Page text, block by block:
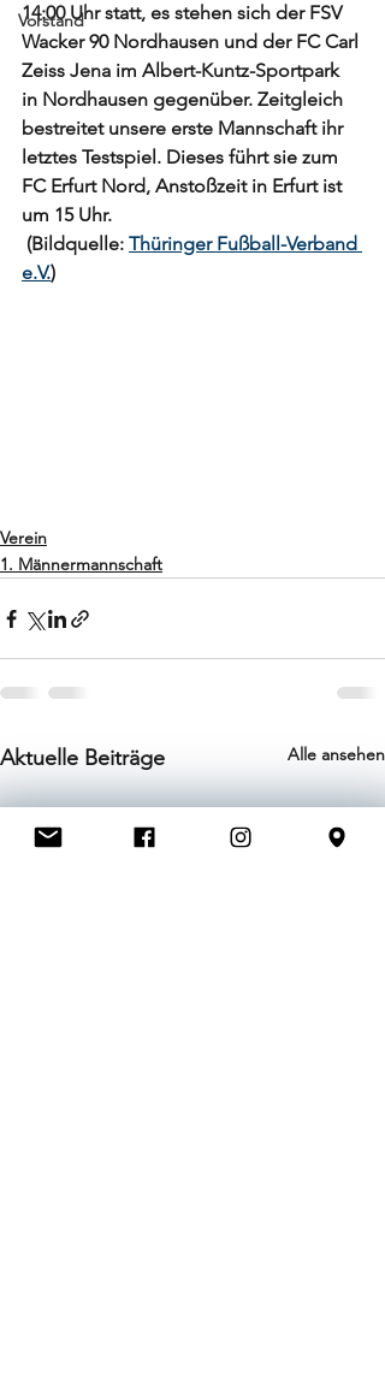
Vorstand
14:00 Uhr statt, es stehen sich der FSV
Wacker 90 Nordhausen und der FC Carl
Zeiss Jena im Albert-Kuntz-Sportpark
in Nordhausen gegenüber. Zeitgleich
bestreitet unsere erste Mannschaft ihr
letztes Testspiel. Dieses führt sie zum
FC Erfurt Nord, Anstoßzeit in Erfurt ist
um 15 Uhr.
(Bildquelle: Thüringer Fußball-Verband
e.V.)
Verein
1. Männermannschaft
Aktuelle Beiträge Alle ansehen